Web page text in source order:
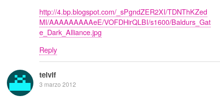
http://4.bp.blogspot.com/_sPgndZER2XI/TDNThKZed
MI/AAAAAAAAAeE/VOFDHirQLBI/s1600/Baldurs_Gat
e_Dark_Alliance.jpg
Reply
telvif
3 marzo 2012